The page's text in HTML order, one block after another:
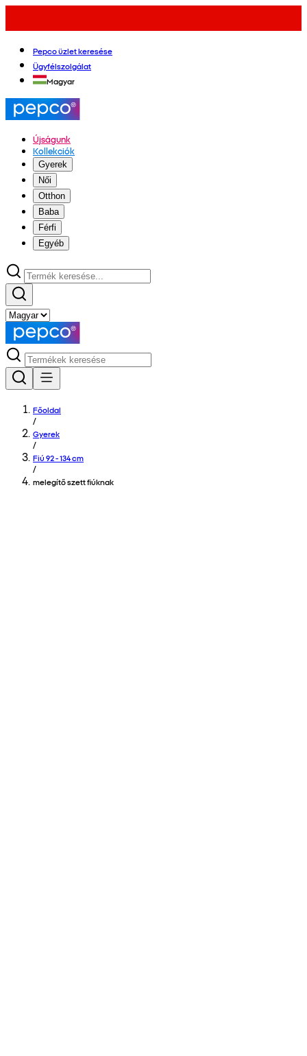
Pepco üzlet keresése
Ügyfélszolgálat
Magyar
Újságunk
Kollekciók
Gyerek
Női
Otthon
Baba
Férfi
Egyéb
Főoldal
/
Gyerek
/
Fiú 92 - 134 cm
/
melegítő szett fiúknak